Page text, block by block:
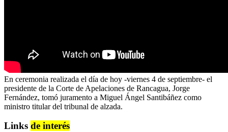
En ceremonia realizada el día de hoy -viernes 4 de septiembre- el
presidente de la Corte de Apelaciones de Rancagua, Jorge
Fernández, tomó juramento a Miguel Ángel Santibáñez como
ministro titular del tribunal de alzada.
Links de interés